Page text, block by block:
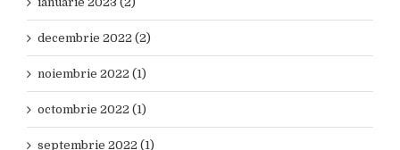
decembrie 2022 (2)
noiembrie 2022 (1)
octombrie 2022 (1)
septembrie 2022 (1)